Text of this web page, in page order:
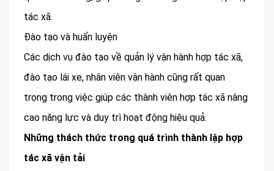
tác xã.
Đào tạo và huấn luyện
Các dịch vụ đào tạo về quản lý vận hành hợp tác xã,
đào tạo lái xe, nhân viên vận hành cũng rất quan
trọng trong việc giúp các thành viên hợp tác xã nâng
cao năng lực và duy trì hoạt động hiệu quả.
Những thách thức trong quá trình thành lập hợp
tác xã vận tải